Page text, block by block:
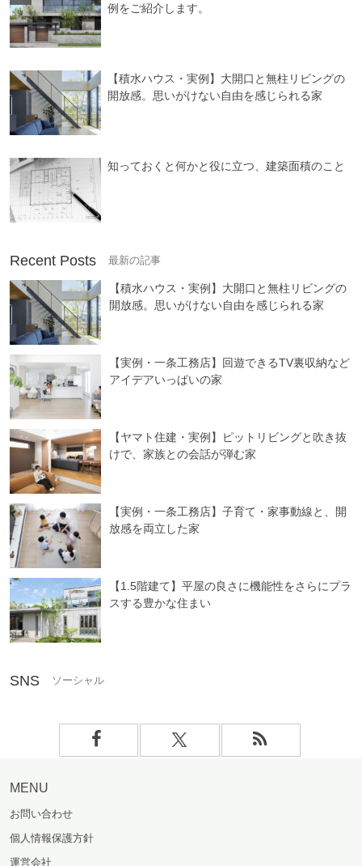
例をご紹介します。
【積水ハウス・実例】大開口と無柱リビングの
開放感。思いがけない自由を感じられる家
知っておくと何かと役に立つ、建築面積のこと
Recent Posts
【積水ハウス・実例】大開口と無柱リビングの
開放感。思いがけない自由を感じられる家
【実例・一条工務店】回遊できるTV裏収納など
アイデアいっぱいの家
【ヤマト住建・実例】ピットリビングと吹き抜
けで、家族との会話が弾む家
【実例・一条工務店】子育て・家事動線と、開
放感を両立した家
【1.5階建て】平屋の良さに機能性をさらにプラ
スする豊かな住まい
SNS
MENU
お問い合わせ
個人情報保護方針
運営会社